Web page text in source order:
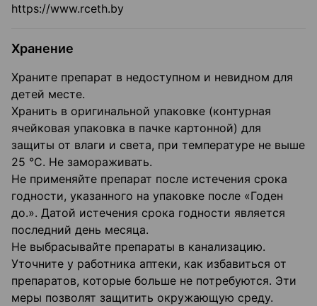
https://www.rceth.by
Хранение
Храните препарат в недоступном и невидном для
детей месте.
Хранить в оригинальной упаковке (контурная
ячейковая упаковка в пачке картонной) для
защиты от влаги и света, при температуре не выше
25 °C. Не замораживать.
Не применяйте препарат после истечения срока
годности, указанного на упаковке после «Годен
до.». Датой истечения срока годности является
последний день месяца.
Не выбрасывайте препараты в канализацию.
Уточните у работника аптеки, как избавиться от
препаратов, которые больше не потребуются. Эти
меры позволят защитить окружающую среду.